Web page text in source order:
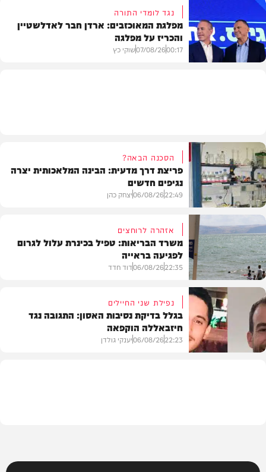
בית המדרש
נגד לומדי התורה
מפלגת המאוכזבים: ארדן חבר לאדלשטיין
והכריז על מפלגה
00:17
07/08/26שוקי כץ
בריאות
הסכנה הבאה?
פריצת דרך מדעית: הבינה המלאכותית יצרה
נגיפים חדשים
22:49
06/08/26יצחק כהן
בארץ
אזהרה לרוחצים
משרד הבריאות: טפיל בכינרת עלול לגרום
לפגיעה בראייה
22:35
06/08/26דוד חדד
נפילת שני החיילים
בגלל בדיקת נסיבות האסון: התגובה נגד
חיזבאללה הוקפאה
22:23
06/08/26יענקי גולדן